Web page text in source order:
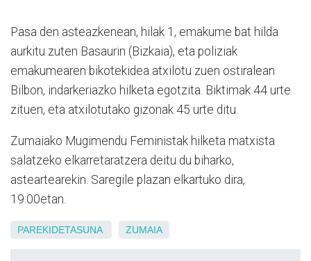
Pasa den asteazkenean, hilak 1, emakume bat hilda
aurkitu zuten Basaurin (Bizkaia), eta poliziak
emakumearen bikotekidea atxilotu zuen ostiralean
Bilbon, indarkeriazko hilketa egotzita. Biktimak 44 urte
zituen, eta atxilotutako gizonak 45 urte ditu.
Zumaiako Mugimendu Feministak hilketa matxista
salatzeko elkarretaratzera deitu du biharko,
asteartearekin. Saregile plazan elkartuko dira,
19:00etan.
PAREKIDETASUNA ZUMAIA